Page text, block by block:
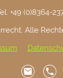
+49 (0)8364-
Alle